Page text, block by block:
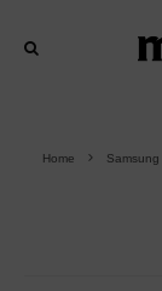
Home Samsung